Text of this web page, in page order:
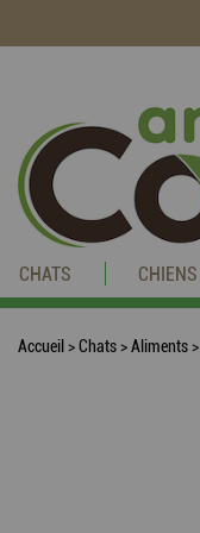
CHATS CHIENS
Accueil >Chats>Aliments>